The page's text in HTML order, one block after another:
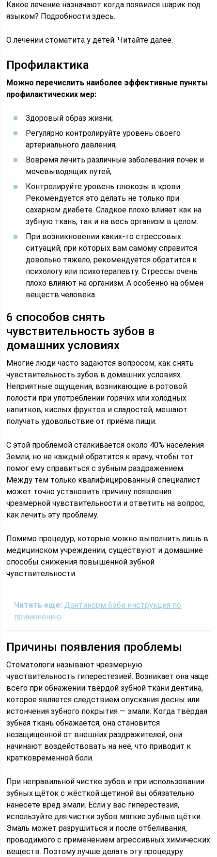
Какое лечение назначают когда появился шарик под
языком? Подробности здесь.
О лечении стоматита у детей. Читайте далее.
Профилактика
Можно перечислить наиболее эффективные пункты
профилактических мер:
Здоровый образ жизни;
Регулярно контролируйте уровень своего
артериального давления;
Вовремя лечить различные заболевания почек и
мочевыводящих путей;
Контролируйте уровень глюкозы в крови.
Рекомендуется это делать не только при
сахарном диабете. Сладкое плохо влияет как на
зубную ткань, так и на весь организм в целом.
При возникновении каких-то стрессовых
ситуаций, при которых вам самому справится
довольно тяжело, рекомендуется обратится к
психологу или психотерапевту. Стрессы очень
плохо влияют на организм. А особенно на обмен
веществ человека.
6 способов снять
чувствительность зубов в
домашних условиях
Многие люди часто задаются вопросом, как снять
чувствительность зубов в домашних условиях.
Неприятные ощущения, возникающие в ротовой
полости при употреблении горячих или холодных
напитков, кислых фруктов и сладостей, мешают
получать удовольствие от приёма пищи.
С этой проблемой сталкивается около 40% населения
Земли, но не каждый обратится к врачу, чтобы тот
помог ему справиться с зубным раздражением.
Между тем только квалифицированный специалист
может точно установить причину появления
чрезмерной чувствительности и ответить на вопрос,
как лечить эту проблему.
Помимо процедур, которые можно выполнить лишь в
медицинском учреждении, существуют и домашние
способы снижения повышенной зубной
чувствительности.
Читать еще: Дантинорм бэби инструкция по
применению
Причины появления проблемы
Стоматологи называют чрезмерную
чувствительность гиперестезией. Возникает она чаще
всего при обнажении твёрдой зубной ткани дентина,
которое является следствием опускания десны или
истончения зубного покрытия — эмали. Когда твёрдая
зубная ткань обнажается, она становится
незащищенной от внешних раздражителей, они
начинают воздействовать на неё, что приводит к
кратковременной боли.
При неправильной чистке зубов и при использовании
зубных щёток с жёсткой щетиной вы обязательно
нанесёте вред эмали. Если у вас гиперестезия,
используйте для чистки зубов мягкие зубные щётки.
Эмаль может разрушиться и после отбеливания,
проводимого с применением агрессивных химических
веществ. Поэтому лучше делать эту процедуру